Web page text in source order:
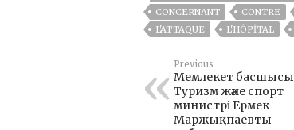
CONCERNANT
CONTRE
L'ATTAQUE
L'HÔPITAL
Previous
Мемлекет басшысы
Туризм және спорт
министрі Ермек
Маржықпаевты